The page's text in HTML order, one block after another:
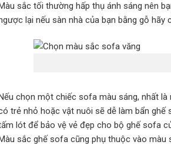
Màu sắc tối thường hấp thụ ánh sáng nên
lại nếu sàn nhà của bạn bằng gỗ
chọn một chiếc sofa màu sáng, nhất là
trẻ nhỏ hoặc vật nuôi sẽ dễ làm bẩn
lót để bảo vệ vẻ đẹp cho bộ ghế sofa
sắc ghế sofa cũng phụ thuộc vào